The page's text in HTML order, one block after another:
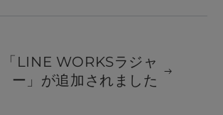
LINE WORKSラジャ
ー」が追加されました